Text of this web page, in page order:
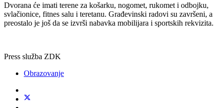
Dvorana će imati terene za košarku, nogomet, rukomet i odbojku,
svlačionice, fitnes salu i teretanu. Građevinski radovi su završeni, a
preostalo je još da se izvrši nabavka mobilijara i sportskih rekvizita.
Press služba ZDK
Obrazovanje